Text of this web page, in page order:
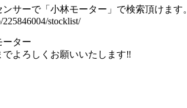
サーで「小林モーター」で検索頂けます。
225846004/stocklist/
ーター
よろしくお願いいたします‼